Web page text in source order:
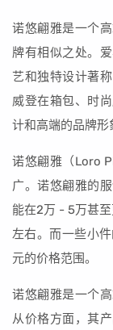
诺悠翩雅是一个
牌有相似之处。
艺和独特设计著
威登在箱包、时
计和高端的品牌形
诺悠翩雅（Loro
广。诺悠翩雅的
能在2万 - 5万甚
左右。而一些小
元的价格范围。
诺悠翩雅是一个
从价格方面，其